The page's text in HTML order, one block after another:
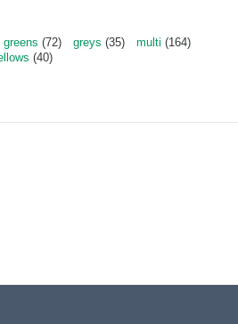
greens (72) greys (35) multi (164)
(40)